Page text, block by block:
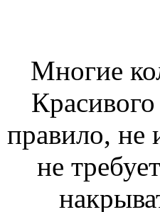
Многие
правило, не
не